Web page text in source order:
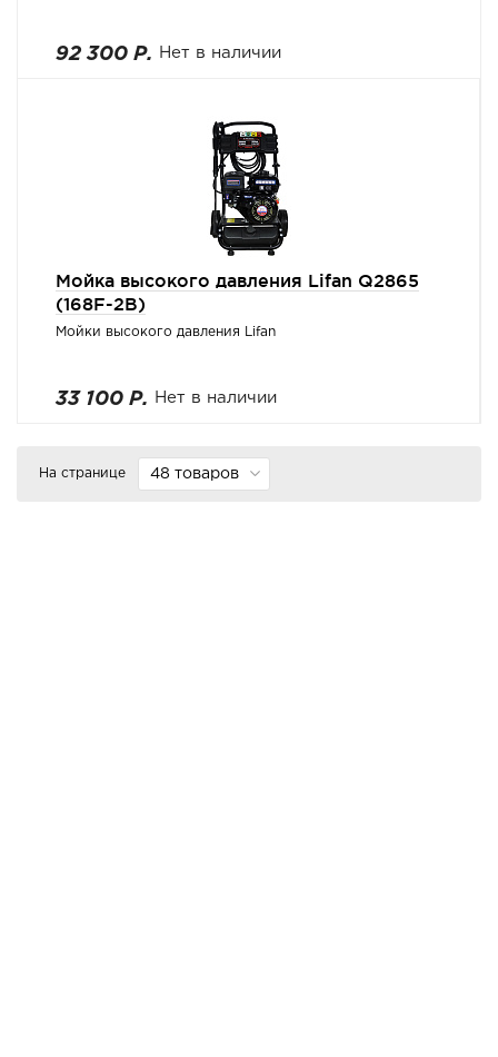
92 300 Р. Нет в наличии
Мойка высокого давления Lifan Q2865
(168F-2B)
Мойки высокого давления Lifan
33 100 Р. Нет в наличии
На странице 48 товаров